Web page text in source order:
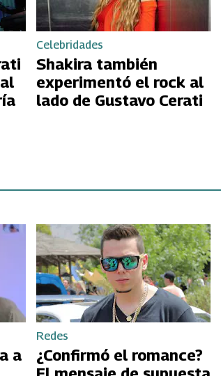
Celebridades
Shakira también
experimentó el rock al
lado de Gustavo Cerati
a
Redes
¿Confirmó el romance?